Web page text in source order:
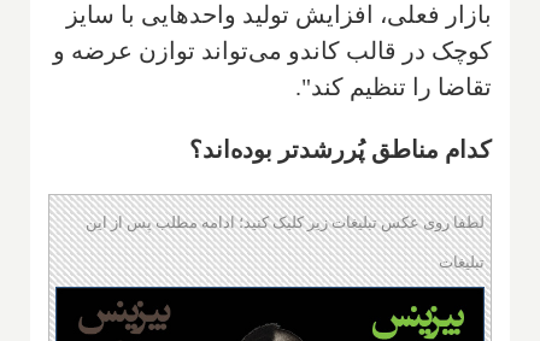
بازار فعلی، افزایش تولید واحد‌هایی با سایز
کوچک در قالب کاندو می‌تواند توازن عرضه و
تقاضا را تنظیم کند".
کدام مناطق پُررشدتر بوده‌اند؟
لطفا روی عکس تبلیغات زیر کلیک کنید؛ ادامه مطلب پس از این
تبلیغات